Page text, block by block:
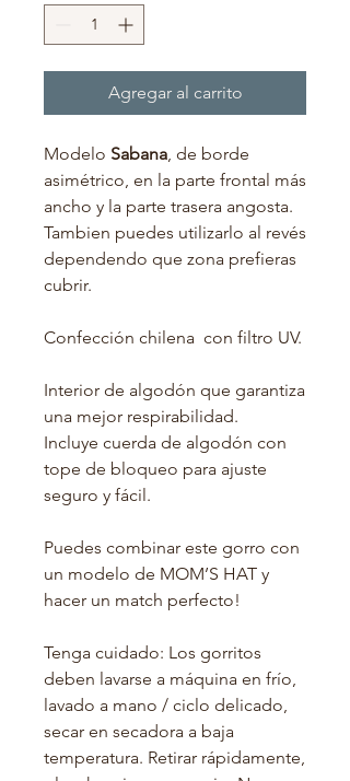
Agregar al carrito
Modelo Sabana, de borde
asimétrico, en la parte frontal más
ancho y la parte trasera angosta.
Tambien puedes utilizarlo al revés
dependendo que zona prefieras
cubrir.
Confección chilena con filtro UV.
Interior de algodón que garantiza
una mejor respirabilidad.
Incluye cuerda de algodón con
tope de bloqueo para ajuste
seguro y fácil.
Puedes combinar este gorro con
un modelo de MOM’S HAT y
hacer un match perfecto!
Tenga cuidado: Los gorritos
deben lavarse a máquina en frío,
lavado a mano / ciclo delicado,
secar en secadora a baja
temperatura. Retirar rápidamente,